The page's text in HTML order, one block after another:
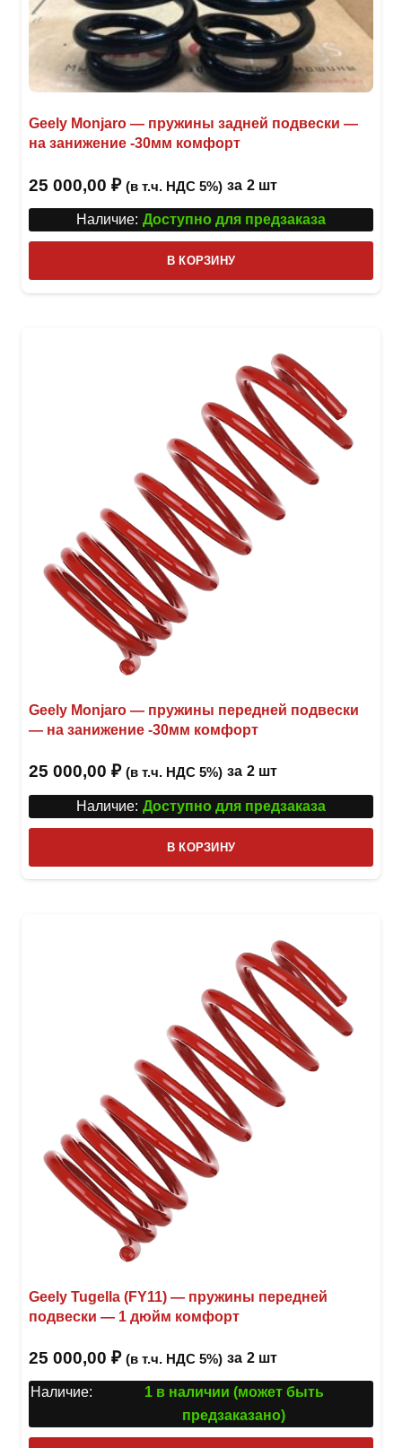
Geely Monjaro — пружины задней подвески —
на занижение -30мм комфорт
25 000,00 ₽ (в т.ч. НДС 5%) за 2 шт
Наличие: Доступно для предзаказа
В КОРЗИНУ
Geely Monjaro — пружины передней подвески
— на занижение -30мм комфорт
25 000,00 ₽ (в т.ч. НДС 5%) за 2 шт
Наличие: Доступно для предзаказа
В КОРЗИНУ
Geely Tugella (FY11) — пружины передней
подвески — 1 дюйм комфорт
25 000,00 ₽ (в т.ч. НДС 5%) за 2 шт
Наличие:
1 в наличии (может быть
предзаказано)